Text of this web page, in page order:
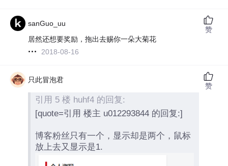
sanGuo_uu
居然还想要奖励，拖出去赐你一朵大菊花
2018-08-16
赞
只此冒泡君
引用 5 楼 huhf4 的回复:
[quote=引用 楼主 u012293844 的回复:]
博客粉丝只有一个，显示却是两个，鼠标
放上去又显示是1.
赞